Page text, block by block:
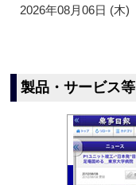
2026年08月06日 (木)
製品・サービス等